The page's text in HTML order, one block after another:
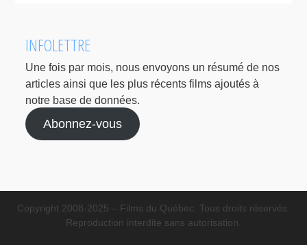
INFOLETTRE
Une fois par mois, nous envoyons un résumé de nos
articles ainsi que les plus récents films ajoutés à
notre base de données.
Abonnez-vous
Copyright 2008-2025 – Films du Québec. Tous droits réservés.
Reproduction interdite sans autorisation.